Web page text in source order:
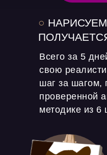
Всего за 5
свою
шаг за шагом,
проверенной
методике из 6
○